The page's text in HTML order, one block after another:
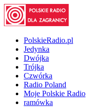
PolskieRadio.pl
Jedynka
Dwójka
Trójka
Czwórka
Radio Poland
Moje Polskie Radio
ramówka